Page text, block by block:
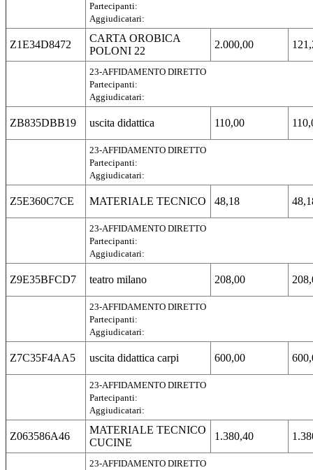
Partecipanti:
Aggiudicatari:
Z1E34D8472
CARTA OROBICA
POLONI 22
2.000,00
23-AFFIDAMENTO DIRETTO
Partecipanti:
Aggiudicatari:
ZB835DBB19 uscita didattica 110,00
23-AFFIDAMENTO DIRETTO
Partecipanti:
Aggiudicatari:
Z5E360C7CE MATERIALE TECNICO 48,18
23-AFFIDAMENTO DIRETTO
Partecipanti:
Aggiudicatari:
Z9E35BFCD7 teatro milano 208,00
23-AFFIDAMENTO DIRETTO
Partecipanti:
Aggiudicatari:
Z7C35F4AA5 uscita didattica carpi 600,00
23-AFFIDAMENTO DIRETTO
Partecipanti:
Aggiudicatari:
Z063586A46
MATERIALE TECNICO
CUCINE
1.380,40
23-AFFIDAMENTO DIRETTO